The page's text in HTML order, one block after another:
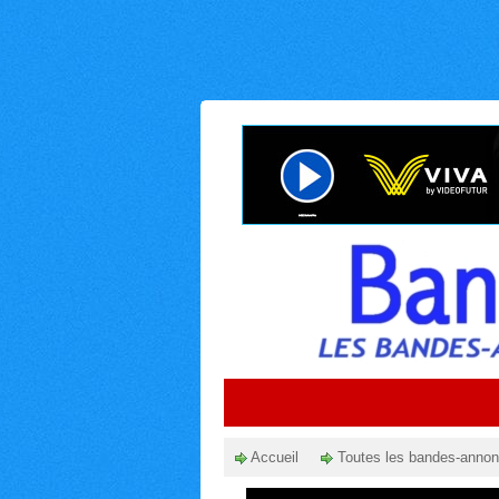
Accueil Toutes les bandes-